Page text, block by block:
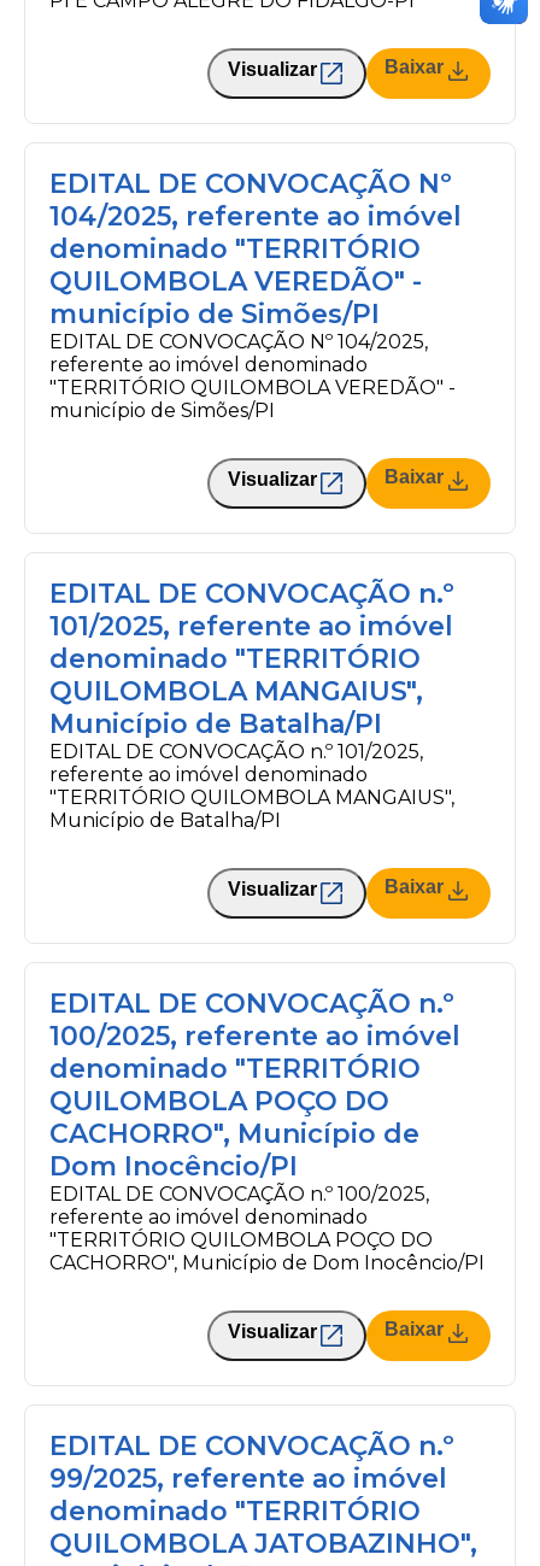
Visualizar Baixar
EDITAL DE CONVOCAÇÃO Nº
104/2025, referente ao imóvel
denominado "TERRITÓRIO
QUILOMBOLA VEREDÃO" -
município de Simões/PI
EDITAL DE CONVOCAÇÃO Nº 104/2025,
referente ao imóvel denominado
"TERRITÓRIO QUILOMBOLA VEREDÃO" -
município de Simões/PI
Visualizar Baixar
EDITAL DE CONVOCAÇÃO n.º
101/2025, referente ao imóvel
denominado "TERRITÓRIO
QUILOMBOLA MANGAIUS",
Município de Batalha/PI
EDITAL DE CONVOCAÇÃO n.º 101/2025,
referente ao imóvel denominado
"TERRITÓRIO QUILOMBOLA MANGAIUS",
Município de Batalha/PI
Visualizar Baixar
EDITAL DE CONVOCAÇÃO n.º
100/2025, referente ao imóvel
denominado "TERRITÓRIO
QUILOMBOLA POÇO DO
CACHORRO", Município de
Dom Inocêncio/PI
EDITAL DE CONVOCAÇÃO n.º 100/2025,
referente ao imóvel denominado
"TERRITÓRIO QUILOMBOLA POÇO DO
CACHORRO", Município de Dom Inocêncio/PI
Visualizar Baixar
EDITAL DE CONVOCAÇÃO n.º
99/2025, referente ao imóvel
denominado "TERRITÓRIO
QUILOMBOLA JATOBAZINHO",